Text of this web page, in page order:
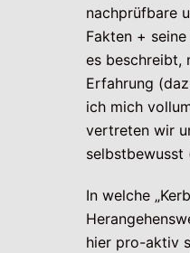
nachprüfbare
Fakten +
es beschreibt,
Erfahrung
ich mich
vertreten wir
selbstbewusst
In welche
hier pro-aktiv